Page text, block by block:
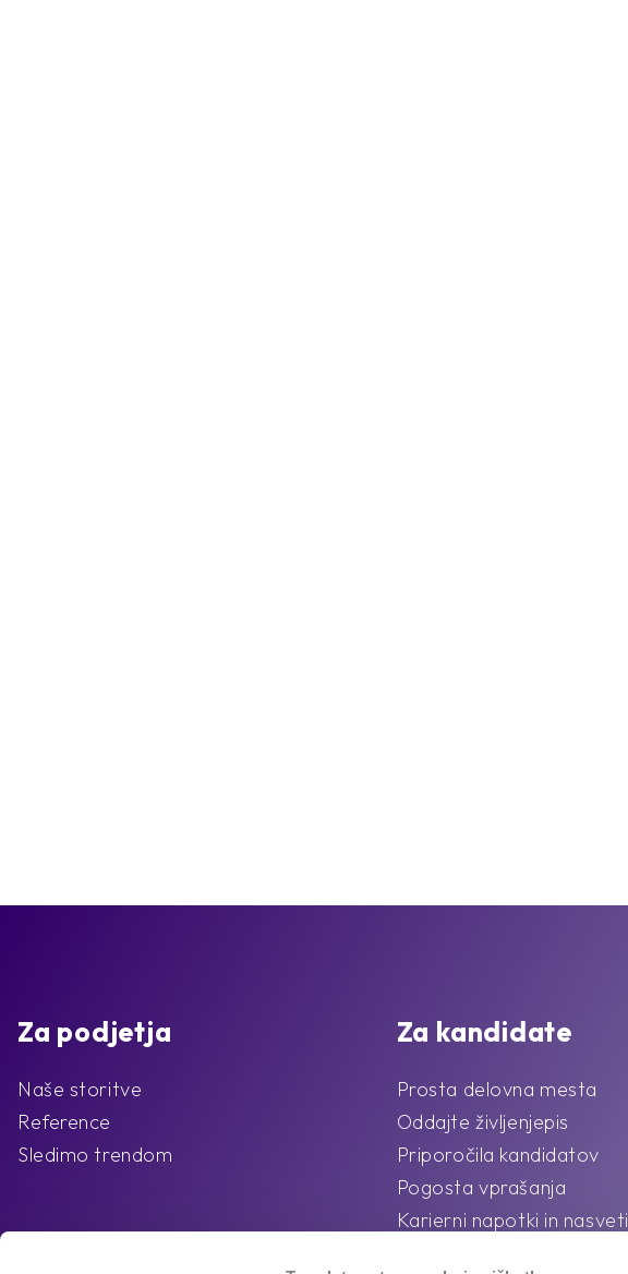
Za podjetja
Naše storitve
Reference
Sledimo trendom
Za kandidate
Prosta delovna mesta
Oddajte življenjepis
Priporočila kandidatov
Pogosta vprašanja
Karierni napotki in nasveti